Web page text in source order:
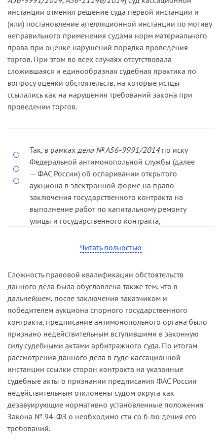
инстанции отменил решение суда первой инстанции и
(или) постановление апелляционной инстанции по мотиву
неправильного применения судами норм материального
права при оценке нарушений порядка проведения
торгов. При этом во всех случаях отсутствовала
сложившаяся и единообразная судебная практика по
вопросу оценки обстоятельств, на которые истцы
ссылались как на нарушения требований закона при
проведении торгов.
Так, в рамках дела № А56-9991/2014по иску
Федеральной антимонопольной службы (далее
— ФАС России) об оспаривании открытого
аукциона в электронной форме на право
заключения государственного контракта на
выполнение работ по капитальному ремонту
улицы и государственного контракта,
суды оценивали правомерность заключения
контракта при наличии выданного заказчику
отмене итогов спорного аукциона, действие
которого, в свою очередь, на момент
заключения контракта было приостановлено
определением арбитражного суда о принятии
обеспечительных мер.
Суд первой инстанции пришел к выводу о том,
что приостановление действия предписания
ФАС России, не признанного на момент
заключения контракта недействительным, не
освобождает заказчика от обязанности
соблюдать положение части 6 статьи 60
действовавшего в спорный период
Федерального закона от 21.07.05 № 94-ФЗ «О
Читать полностью
Сложность правовой квалификации обстоятельств
данного дела была обусловлена также тем, что в
дальнейшем, после заключения заказчиком и
победителем аукциона спорного государственного
контракта, предписание антимонопольного органа было
признано недействительным вступившими в законную
силу судебными актами арбитражного суда. По итогам
рассмотрения данного дела в суде кассационной
инстанции ссылки сторон контракта на указанные
судебные акты о признании предписания ФАС России
недействительным отклонены судом округа как
дезавуирующие нормативно установленные положения
Закона № 94-ФЗ о необходимо сти со б лю дения его
требований.